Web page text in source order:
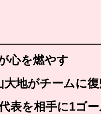
心を燃やす
大地がチームに
表を相手に1ゴ